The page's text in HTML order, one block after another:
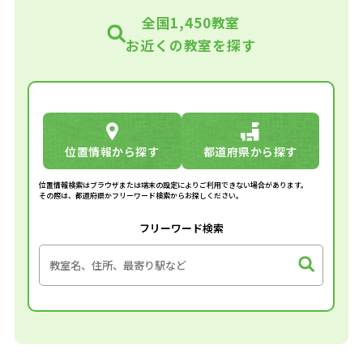
全国1,450教室
お近くの教室を探す
位置情報から探す 都道府県から探す
位置情報検索はブラウザまたは端末の設定によりご利用できない場合があります。
その際は、都道府県かフリーワード検索からお探しください。
フリーワード検索